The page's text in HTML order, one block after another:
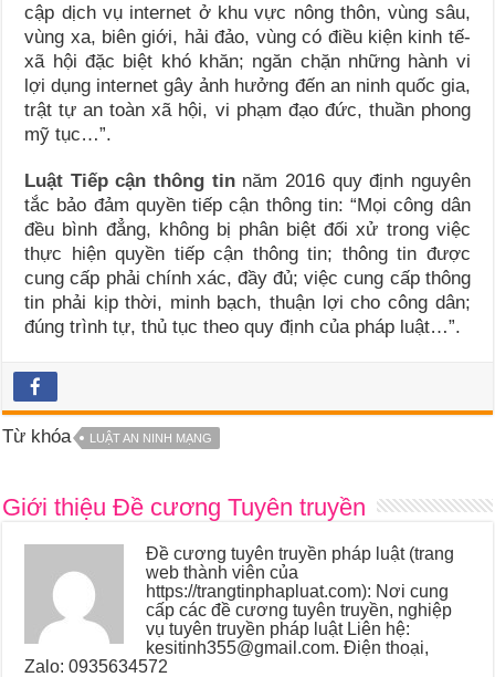
cập dịch vụ internet ở khu vực nông thôn, vùng sâu,
vùng xa, biên giới, hải đảo, vùng có điều kiện kinh tế-
xã hội đặc biệt khó khăn; ngăn chặn những hành vi
lợi dụng internet gây ảnh hưởng đến an ninh quốc gia,
trật tự an toàn xã hội, vi phạm đạo đức, thuần phong
mỹ tục…”.
Luật Tiếp cận thông tinnăm 2016 quy định nguyên
tắc bảo đảm quyền tiếp cận thông tin: “Mọi công dân
đều bình đẳng, không bị phân biệt đối xử trong việc
thực hiện quyền tiếp cận thông tin; thông tin được
cung cấp phải chính xác, đầy đủ; việc cung cấp thông
tin phải kịp thời, minh bạch, thuận lợi cho công dân;
đúng trình tự, thủ tục theo quy định của pháp luật…”.
Từ khóa LUẬT AN NINH MẠNG
Giới thiệu Đề cương Tuyên truyền
Đề cương tuyên truyền pháp luật (trang
web thành viên của
https://trangtinphapluat.com): Nơi cung
cấp các đề cương tuyên truyền, nghiệp
vụ tuyên truyền pháp luật Liên hệ:
kesitinh355@gmail.com. Điện thoại,
Zalo: 0935634572